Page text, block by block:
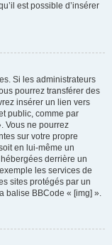
est possible d’insérer
Si les administrateurs
pourrez transférer des
insérer un lien vers
public, comme par
Vous ne pourrez
sur votre propre
en lui-même un
derrière un
les services de
sites protégés par un
balise BBCode « [img] ».